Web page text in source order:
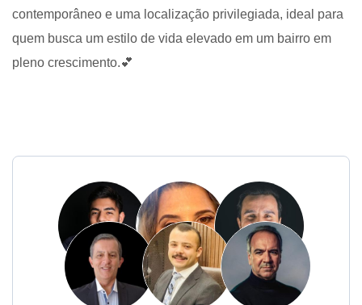
contemporâneo e uma localização privilegiada, ideal para
quem busca um estilo de vida elevado em um bairro em
pleno crescimento.💕